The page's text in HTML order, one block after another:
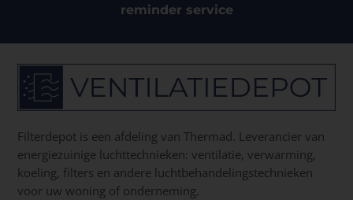
reminder service
Filterdepot is een afdeling van Thermad. Leverancier van
energiezuinige luchttechnieken: ventilatie, verwarming,
koeling, filters en andere luchtbehandelingstechnieken
voor uw woning of onderneming.